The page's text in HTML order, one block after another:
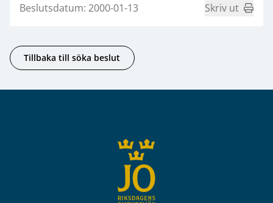
Beslutsdatum: 2000-01-13 Skriv ut
Tillbaka till söka beslut